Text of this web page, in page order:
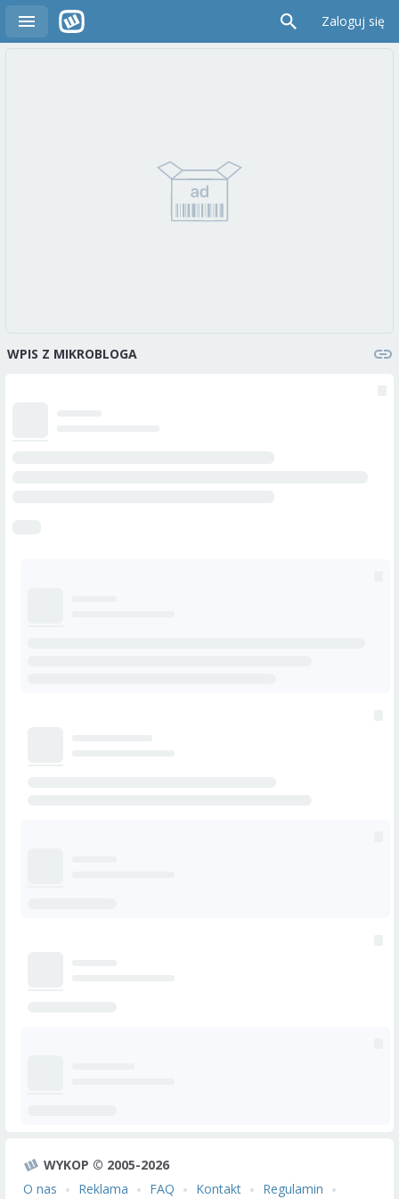
Zaloguj się
WPIS Z MIKROBLOGA
WYKOP © 2005-2026
O nas
Reklama FAQ Kontakt Regulamin